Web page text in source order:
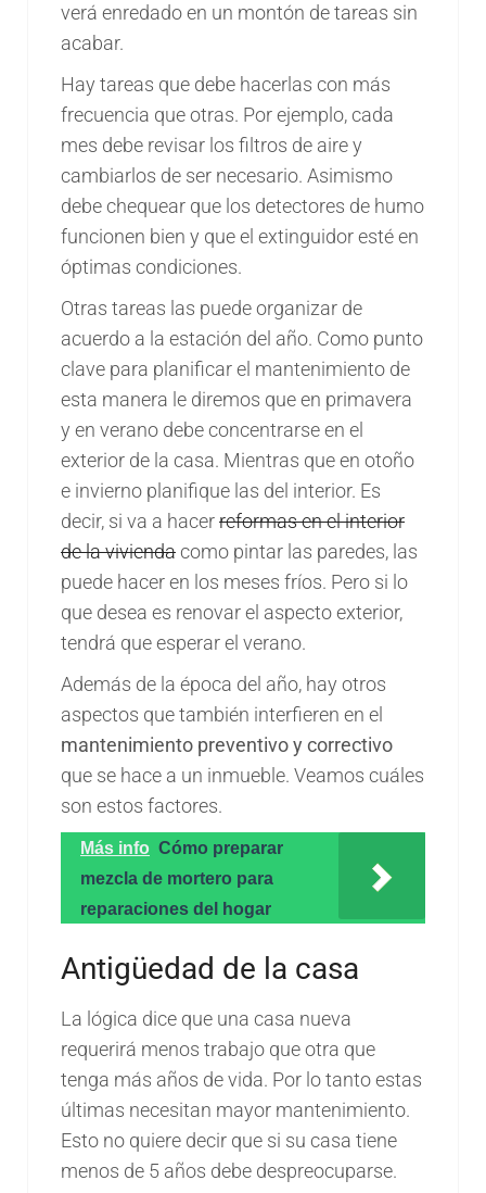
verá enredado en un montón de tareas sin
acabar.
Hay tareas que debe hacerlas con más
frecuencia que otras. Por ejemplo, cada
mes debe revisar los filtros de aire y
cambiarlos de ser necesario. Asimismo
debe chequear que los detectores de humo
funcionen bien y que el extinguidor esté en
óptimas condiciones.
Otras tareas las puede organizar de
acuerdo a la estación del año. Como punto
clave para planificar el mantenimiento de
esta manera le diremos que en primavera
y en verano debe concentrarse en el
exterior de la casa. Mientras que en otoño
e invierno planifique las del interior. Es
decir, si va a hacerreformas en el interior
de la viviendacomo pintar las paredes, las
puede hacer en los meses fríos. Pero si lo
que desea es renovar el aspecto exterior,
tendrá que esperar el verano.
Además de la época del año, hay otros
aspectos que también interfieren en el
mantenimiento preventivo y correctivo
que se hace a un inmueble. Veamos cuáles
son estos factores.
Más info Cómo preparar
mezcla de mortero para
reparaciones del hogar
Antigüedad de la casa
La lógica dice que una casa nueva
requerirá menos trabajo que otra que
tenga más años de vida. Por lo tanto estas
últimas necesitan mayor mantenimiento.
Esto no quiere decir que si su casa tiene
menos de 5 años debe despreocuparse.